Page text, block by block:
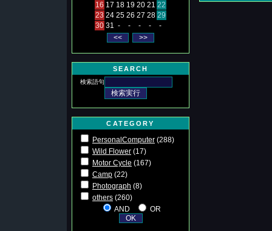
16 17 18 19 20 21 22
23 24 25 26 27 28 29
30 31 - - - - -
SEARCH
検索語句
CATEGORY
PersonalComputer (288)
Wild Flower (17)
Motor Cycle (167)
Camp (22)
Photograph (8)
others (260)
AND
OR